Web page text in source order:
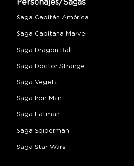
Personajes/Sagas
Saga Capitán América
Saga Capitana Marvel
Saga Dragon Ball
Saga Doctor Strange
Saga Vegeta
Saga Iron Man
Saga Batman
Saga Spiderman
Saga Star Wars